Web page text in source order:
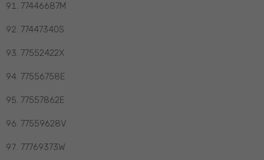
77446687M
77447340S
77552422X
77556758E
77557862E
77559628V
77769373W